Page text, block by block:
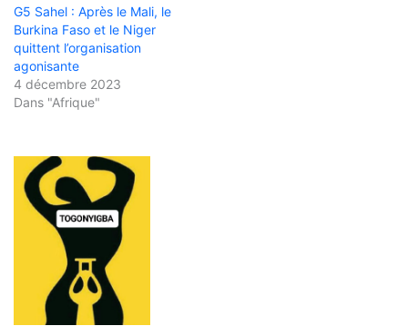
G5 Sahel : Après le Mali, le
Burkina Faso et le Niger
quittent l’organisation
agonisante
4 décembre 2023
Dans "Afrique"